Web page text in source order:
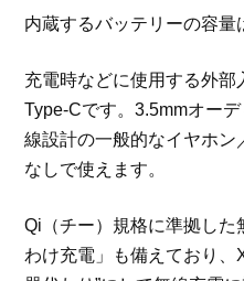
内蔵するバッテリーの容量
充電時などに使用する外
Type-Cです。3.5mmオー
線設計の一般的なイヤホン
なしで使えます。
Qi（チー）規格に準拠した
わけ充電」も備えており、